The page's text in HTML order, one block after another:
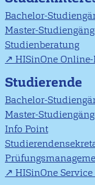
Bachelor-
Master-
Studienberatung
HISinOne
Studierende
Bachelor-
Master-
Info Point
HISinOne Service